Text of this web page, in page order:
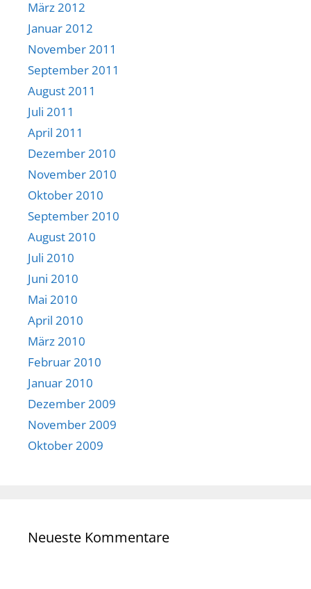
März 2012
Januar 2012
November 2011
September 2011
August 2011
Juli 2011
April 2011
Dezember 2010
November 2010
Oktober 2010
September 2010
August 2010
Juli 2010
Juni 2010
Mai 2010
April 2010
März 2010
Februar 2010
Januar 2010
Dezember 2009
November 2009
Oktober 2009
Neueste Kommentare